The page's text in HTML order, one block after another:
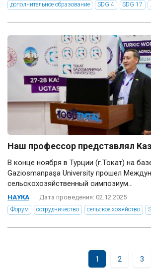
дополнительное образование
SDG 4 SDG 17
Наш профессор представлял
В конце ноября в Турции (г.Токат) на
Gaziosmanpaşa University прошел
сельскохозяйственный симпозиум...
НАУКА Дата проведения: 02.12.2025
Форум сотрудничество сельское хозяйство
1 2 3